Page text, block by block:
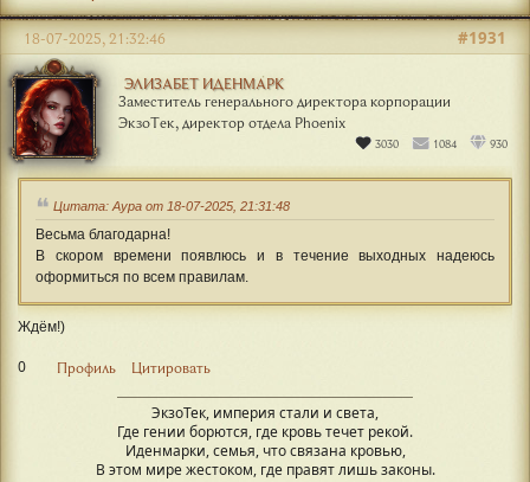
ЭЛИЗАБЕТ ИДЕНМАРК
Заместитель генерального директора корпорации
ЭкзоТек, директор отдела Phoenix
3030 1084 930
#1931
18-07-2025, 21:32:46
Цитата: Аура от 18-07-2025, 21:31:48
Весьма благодарна!
В скором времени появлюсь и в течение выходных надеюсь
оформиться по всем правилам.
Ждём!)
0 Профиль Цитировать
ЭкзоТек, империя стали и света,
Где гении борются, где кровь течет рекой.
Иденмарки, семья, что связана кровью,
В этом мире жестоком, где правят лишь законы.